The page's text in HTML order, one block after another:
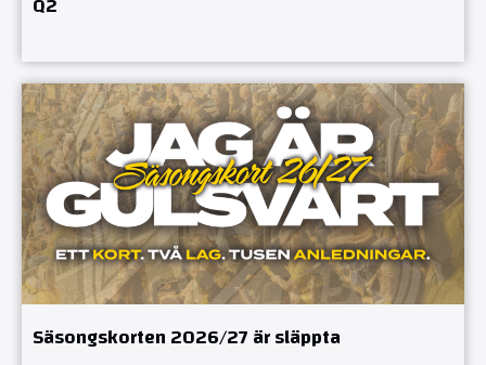
Säsongskorten 2026/27 är släppta